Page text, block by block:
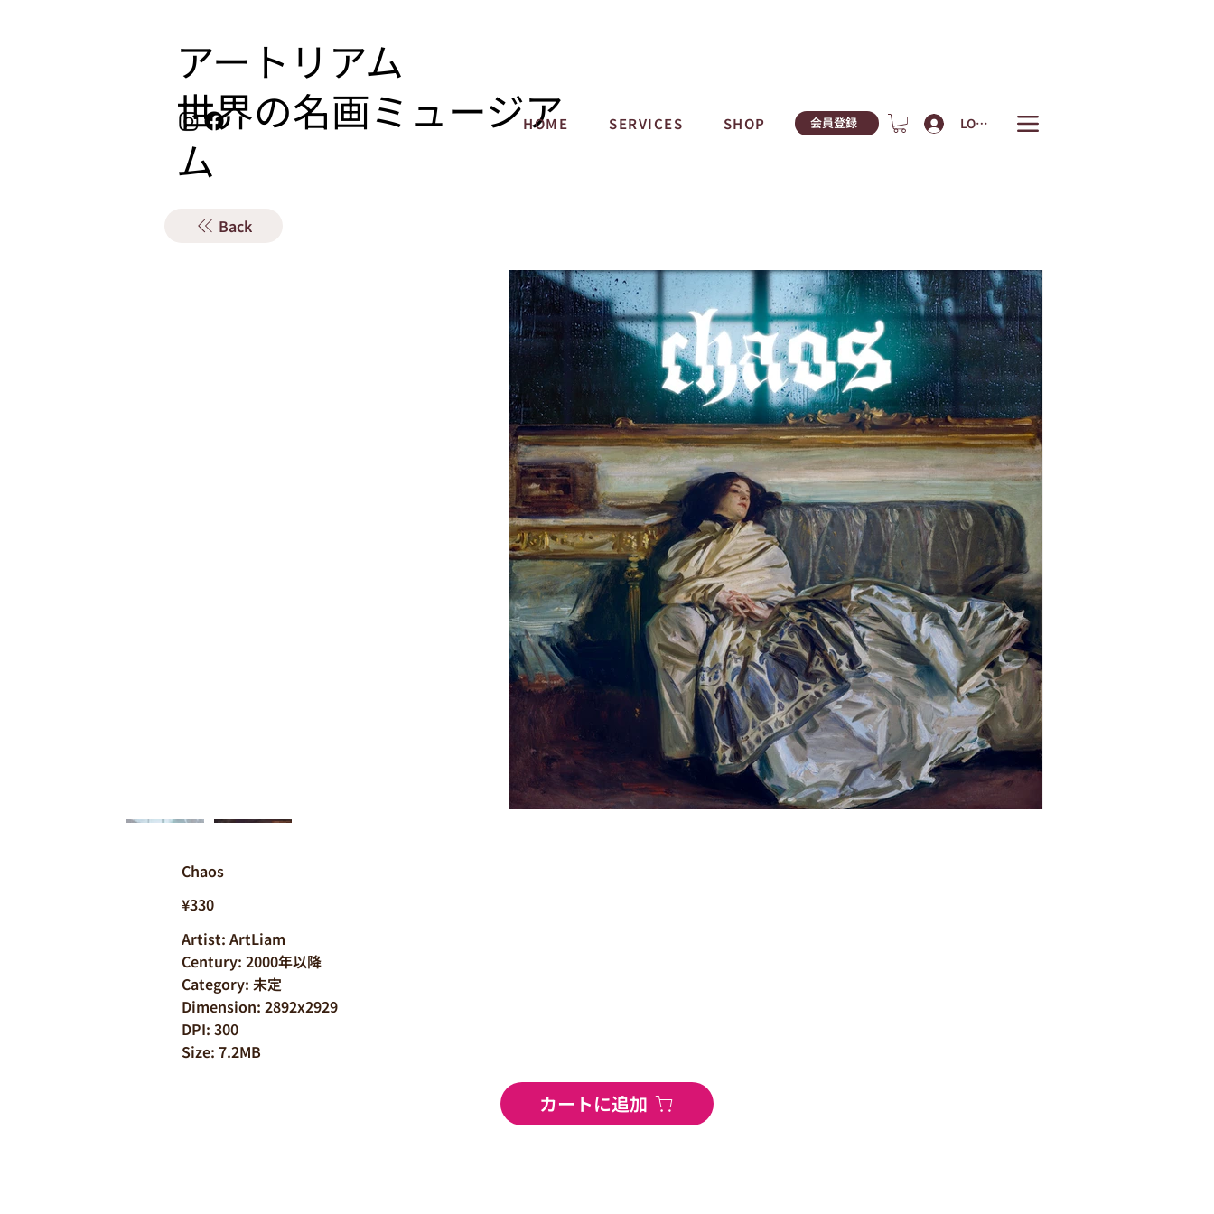
アートリアム
​世界の名画ミュージア
ム
HOME SERVICES SHOP 会員登録 LOGIN
Back
¥330
Artist: ArtLiam
Century: 2000年以降
Category: 未定
Dimension: 2892x2929
DPI: 300
Size: 7.2MB
カートに追加
Chaos